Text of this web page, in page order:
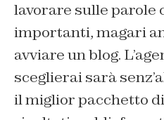
lavorare sulle parole
importanti, magari
avviare un blog.
sceglierai sarà
il miglior pacchetto